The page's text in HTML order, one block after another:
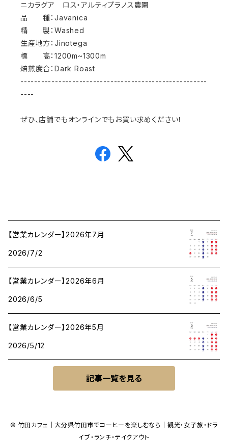
ニカラグア ロス・アルティプラノス農園
品 種：Javanica
精 製：Washed
生産地方：Jinotega
標 高：1200m~1300m
焙煎度合：Dark Roast
------------------------------------------------------
----
ぜひ、店舗でもオンラインでもお買い求めください！
【営業カレンダー】2026年7月
2026/7/2
【営業カレンダー】2026年6月
2026/6/5
【営業カレンダー】2026年5月
2026/5/12
記事一覧を見る
© 竹田カフェ｜大分県竹田市でコーヒーを楽しむなら｜観光・女子旅・ドラ
イブ・ランチ・テイクアウト